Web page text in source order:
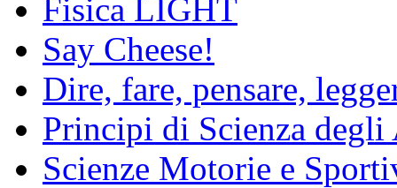
Fisica LIGHT
Say Cheese!
Dire, fare, pensare,
Principi di Scienza
Scienze Motorie e